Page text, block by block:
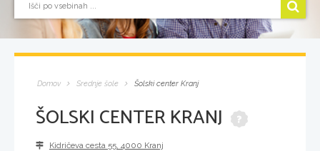
Domov Srednje šole Šolski center Kranj
ŠOLSKI CENTER KRANJ
Kidričeva cesta 55, 4000 Kranj